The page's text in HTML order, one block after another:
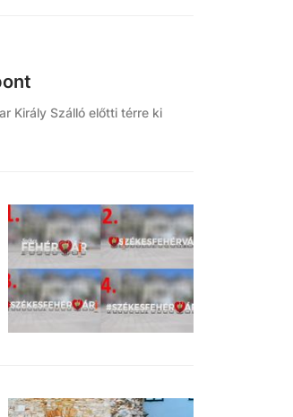
Király Szálló előtti térre ki